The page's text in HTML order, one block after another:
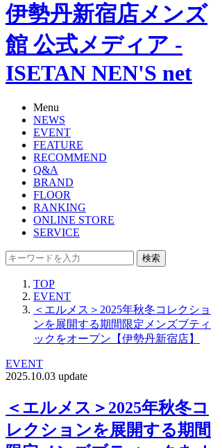
伊勢丹新宿店メンズ
館 公式メディア -
ISETAN NEN'S net
Menu
NEWS
EVENT
FEATURE
RECOMMEND
Q&A
BRAND
FLOOR
RANKING
ONLINE STORE
SERVICE
検索
TOP
EVENT
＜エルメス＞2025年秋冬コレクショ
ンを展開する期間限定メンズブティ
ックをオープン【伊勢丹新宿店】
EVENT
2025.10.03 update
＜エルメス＞2025年秋冬コ
レクションを展開する期間